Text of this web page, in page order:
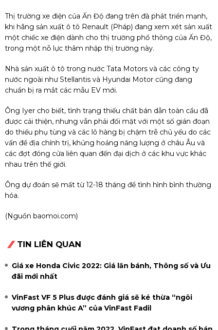
Thị trường xe điện của Ấn Độ đang trên đà phát triển mạnh,
khi hãng sản xuất ô tô Renault (Pháp) đang xem xét sản xuất
một chiếc xe điện dành cho thị trường phổ thông của Ấn Độ,
trong một nỗ lực thâm nhập thị trường này.
Nhà sản xuất ô tô trong nước Tata Motors và các công ty
nước ngoài như Stellantis và Hyundai Motor cũng đang
chuẩn bị ra mắt các mẫu EV mới.
Ông Iyer cho biết, tình trạng thiếu chất bán dẫn toàn cầu đã
được cải thiện, nhưng vẫn phải đối mặt với một số gián đoạn
do thiếu phụ tùng và các lô hàng bị chậm trễ chủ yếu do các
vấn đề địa chính trị, khủng hoảng năng lượng ở châu Âu và
các đợt đóng cửa liên quan đến đại dịch ở các khu vực khác
nhau trên thế giới.
Ông dự đoán sẽ mất từ 12-18 tháng để tình hình bình thường
hóa.
(Nguồn baomoi.com)
TIN LIÊN QUAN
Giá xe Honda Civic 2022: Giá lăn bánh, Thông số và Ưu
đãi mới nhất
VinFast VF 5 Plus được đánh giá sẽ ké thừa “ngôi
vương phân khúc A” của VinFast Fadil